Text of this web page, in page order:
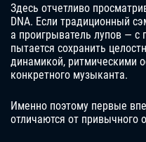
Здесь отчетливо
DNA. Если традиционный
а проигрыватель лупов —
пытается сохранить
динамикой, ритмическими
конкретного музыканта.
Именно поэтому первые
отличаются от привычного